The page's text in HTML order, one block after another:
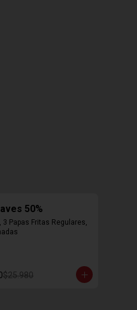
50%
3 Papas Fritas Regulares,
$25.980